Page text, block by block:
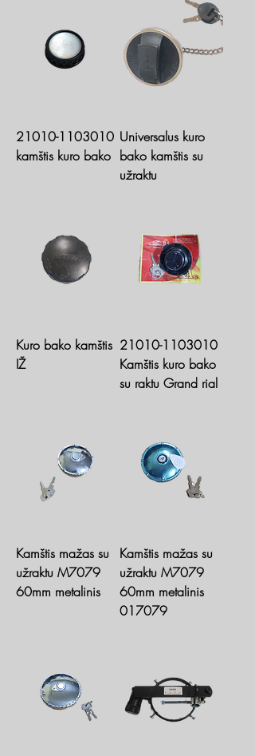
21010-1103010
kamštis kuro bako
Universalus kuro
bako kamštis su
užraktu
Kuro bako kamštis
IŽ
21010-1103010
Kamštis kuro bako
su raktu Grand rial
Kamštis mažas su
užraktu M7079
60mm metalinis
Kamštis mažas su
užraktu M7079
60mm metalinis
017079